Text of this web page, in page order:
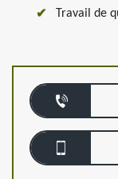
Travail de